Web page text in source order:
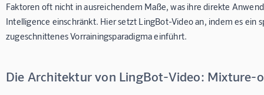
Faktoren oft nicht in ausreichendem Maße, was ihre direkte
Intelligence einschränkt. Hier setzt LingBot-Video an, indem es ein
zugeschnittenes Vorrainingsparadigma einführt.
Die Architektur von LingBot-Video: Mixture-